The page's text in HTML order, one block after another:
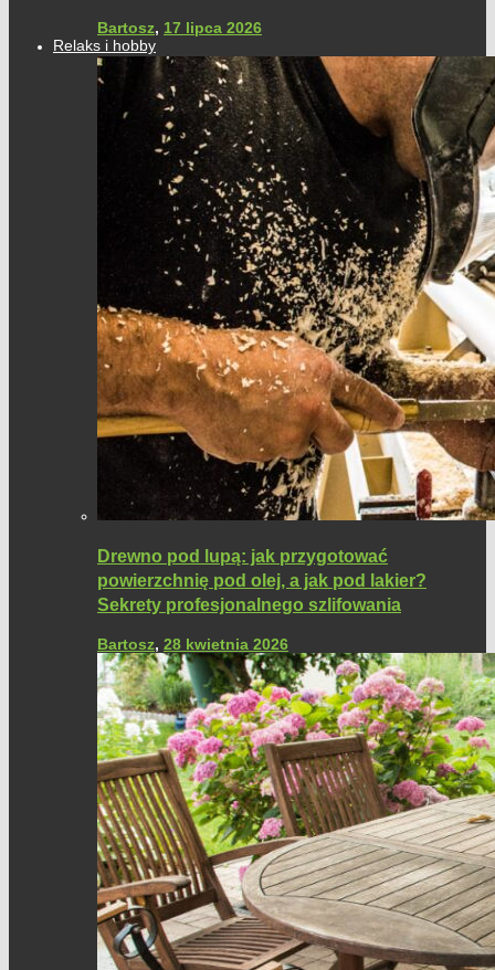
Bartosz, 17 lipca 2026
Relaks i hobby
Drewno pod lupą: jak przygotować
powierzchnię pod olej, a jak pod lakier?
Sekrety profesjonalnego szlifowania
Bartosz, 28 kwietnia 2026